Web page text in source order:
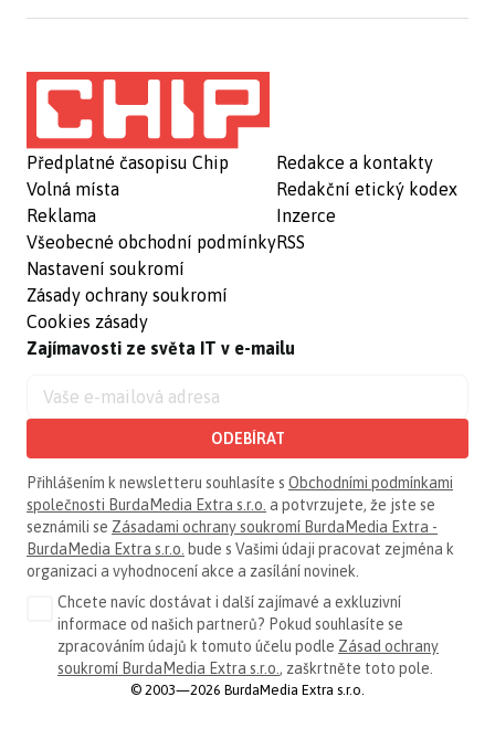
Předplatné časopisu Chip
Volná místa
Reklama
Všeobecné obchodní podmínky
Nastavení soukromí
Zásady ochrany soukromí
Cookies zásady
Redakce a kontakty
Redakční etický kodex
Inzerce
RSS
Zajímavosti ze světa IT v e-mailu
ODEBÍRAT
Přihlášením k newsletteru souhlasíte s Obchodními podmínkami
společnosti BurdaMedia Extra s.r.o. a potvrzujete, že jste se
seznámili se Zásadami ochrany soukromí BurdaMedia Extra -
BurdaMedia Extra s.r.o. bude s Vašimi údaji pracovat zejména k
organizaci a vyhodnocení akce a zasílání novinek.
Chcete navíc dostávat i další zajímavé a exkluzivní
informace od našich partnerů? Pokud souhlasíte se
zpracováním údajů k tomuto účelu podle Zásad ochrany
soukromí BurdaMedia Extra s.r.o. , zaškrtněte toto pole.
© 2003—2026 BurdaMedia Extra s.r.o.